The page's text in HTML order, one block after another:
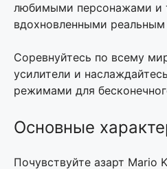
любимыми персонажами и
вдохновленными
Соревнуйтесь по всему
усилители и
режимами для
Основные
Почувствуйте азарт Mario